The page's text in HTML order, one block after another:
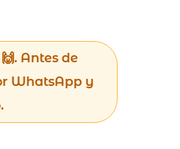
Antes de
WhatsApp y